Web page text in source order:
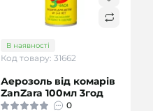
В наявності
Код товару: 31662
Аерозоль від комарів
ZanZara 100мл 3год
0